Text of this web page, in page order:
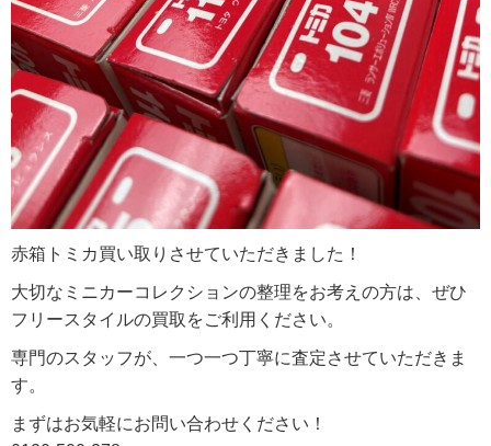
赤箱トミカ買い取りさせていただきました！
大切なミニカーコレクションの整理をお考えの方は、ぜひ
フリースタイルの買取をご利用ください。
専門のスタッフが、一つ一つ丁寧に査定させていただきま
す。
まずはお気軽にお問い合わせください！